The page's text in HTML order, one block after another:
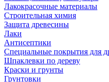
Лакокрасочные материалы
Строительная химия
Защита древесины
Лаки
Антисептики
Специальные покрытия для
Шпаклевки по дереву
Краски и грунты
Грунтовки